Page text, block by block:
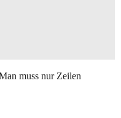
muss nur Zeilen